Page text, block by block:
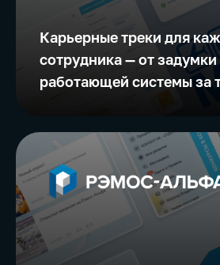
Карьерные треки для
сотрудника — от
работающей системы за